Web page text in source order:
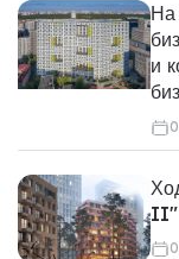
На
и
II"